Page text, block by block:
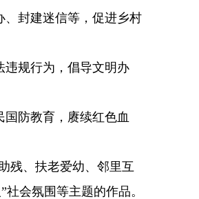
封建迷信等，促进乡村
规行为，倡导文明办
防教育，赓续红色血
残、扶老爱幼、邻里互
会氛围等主题的作品。